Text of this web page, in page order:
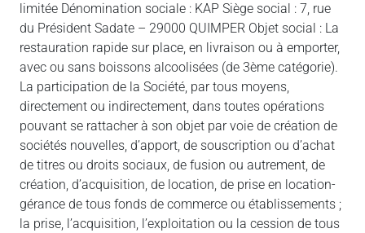
limitée Dénomination sociale : KAP Siège social : 7, rue
du Président Sadate – 29000 QUIMPER Objet social : La
restauration rapide sur place, en livraison ou à emporter,
avec ou sans boissons alcoolisées (de 3ème catégorie).
La participation de la Société, par tous moyens,
directement ou indirectement, dans toutes opérations
pouvant se rattacher à son objet par voie de création de
sociétés nouvelles, d’apport, de souscription ou d’achat
de titres ou droits sociaux, de fusion ou autrement, de
création, d’acquisition, de location, de prise en location-
gérance de tous fonds de commerce ou établissements ;
la prise, l’acquisition, l’exploitation ou la cession de tous